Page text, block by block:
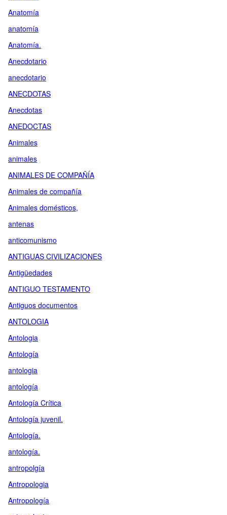
Anatomía
anatomía
Anatomía.
Anecdotario
anecdotario
ANECDOTAS
Anecdotas
ANEDOCTAS
Animales
animales
ANIMALES DE COMPAÑÍA
Animales de compañía
Animales domésticos,
antenas
anticomunismo
ANTIGUAS CIVILIZACIONES
Antigüedades
ANTIGUO TESTAMENTO
Antiguos documentos
ANTOLOGIA
Antologia
Antología
antologia
antología
Antología Crítica
Antología juvenil.
Antología.
antología.
antropolgía
Antropologia
Antropología